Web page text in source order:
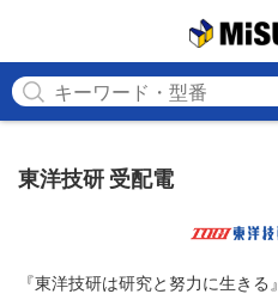
東洋技研 受配電
『東洋技研は研究と努力に生きる』